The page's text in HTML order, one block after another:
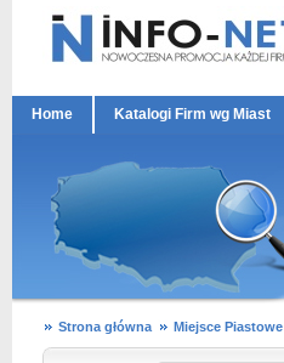
Home Katalogi Firm wg Miast
Strona główna Miejsce Piastowe